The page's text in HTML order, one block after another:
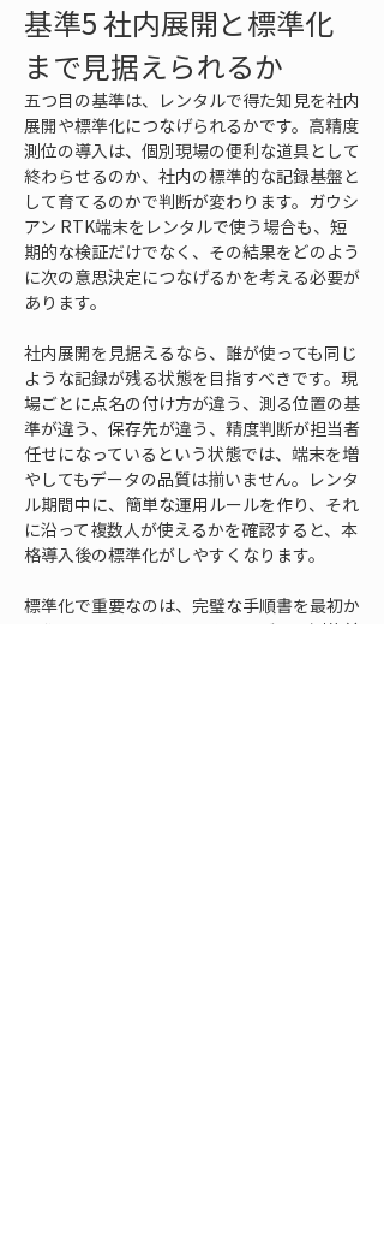
基準5 社内展開と標準化
まで見据えられるか
五つ目の基準は、レンタルで得た知見を社内
展開や標準化につなげられるかです。高精度
測位の導入は、個別現場の便利な道具として
終わらせるのか、社内の標準的な記録基盤と
して育てるのかで判断が変わります。ガウシ
アン RTK端末をレンタルで使う場合も、短
期的な検証だけでなく、その結果をどのよう
に次の意思決定につなげるかを考える必要が
あります。
社内展開を見据えるなら、誰が使っても同じ
ような記録が残る状態を目指すべきです。現
場ごとに点名の付け方が違う、測る位置の基
準が違う、保存先が違う、精度判断が担当者
任せになっているという状態では、端末を増
やしてもデータの品質は揃いません。レンタ
ル期間中に、簡単な運用ルールを作り、それ
に沿って複数人が使えるかを確認すると、本
格導入後の標準化がしやすくなります。
標準化で重要なのは、完璧な手順書を最初か
ら作ることではありません。まずは、測位前